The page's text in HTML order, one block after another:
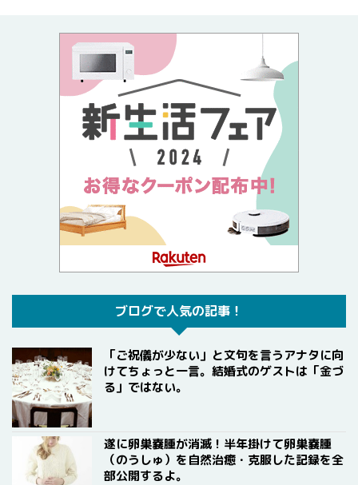
ブログで人気の記事！
「ご祝儀が少ない」と文句を言うアナタに向
けてちょっと一言。結婚式のゲストは「金づ
る」ではない。
遂に卵巣嚢腫が消滅！半年掛けて卵巣嚢腫
（のうしゅ）を自然治癒・克服した記録を全
部公開するよ。